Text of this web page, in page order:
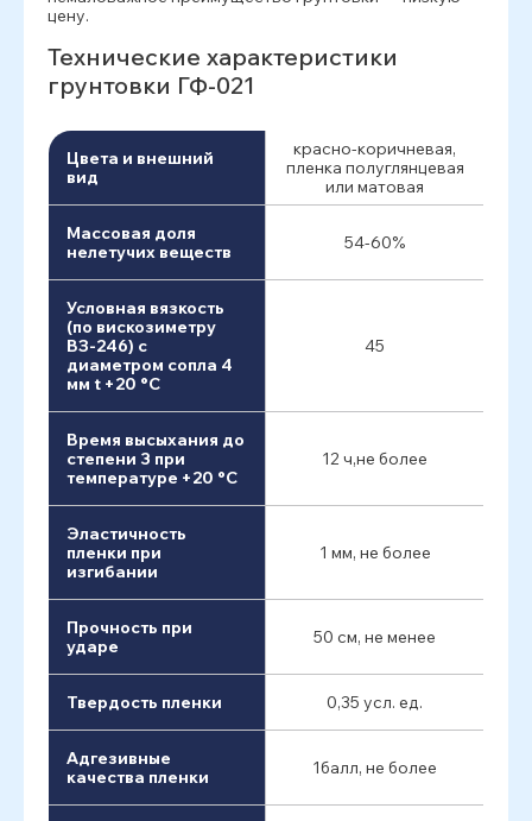
цену.
Технические характеристики
грунтовки ГФ-021
Цвета и внешний
вид
красно-коричневая,
пленка полуглянцевая
или матовая
Массовая доля
нелетучих веществ
54-60%
Условная вязкость
(по вискозиметру
ВЗ-246) с
диаметром сопла 4
мм t +20 °С
45
Время высыхания до
степени 3 при
температуре +20 °C
12 ч,не более
Эластичность
пленки при
изгибании
1 мм, не более
Прочность при
ударе
50 см, не менее
Твердость пленки 0,35 усл. ед.
Адгезивные
качества пленки
1балл, не более